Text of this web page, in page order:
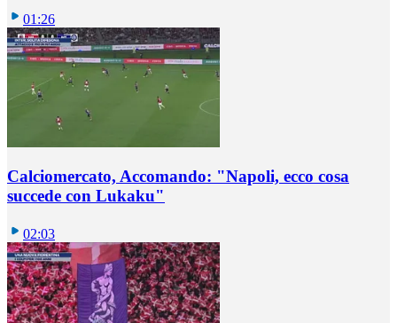
01:26
Calciomercato, Accomando: "Napoli, ecco cosa
succede con Lukaku"
02:03